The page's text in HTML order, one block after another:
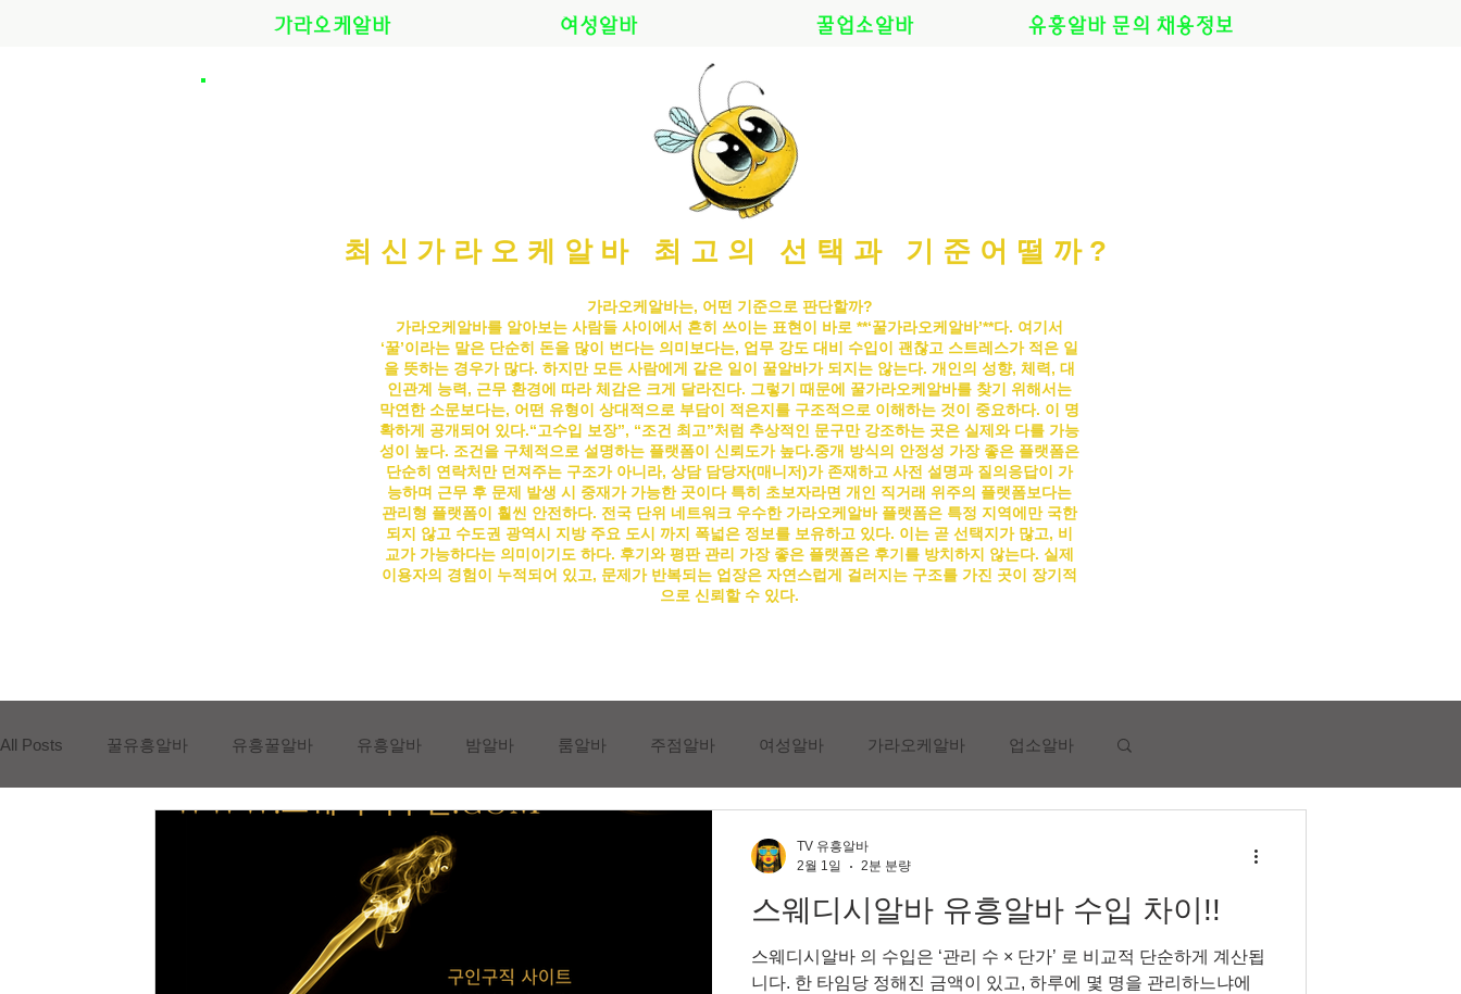
가라오케알바 여성알바 꿀업소알바 유흥알바 문의 채용정보
최신가라오케알바 최고의 선택과 기준어떨까?
가라오케알바는, 어떤 기준으로 판단할까?
가라오케알바를 알아보는 사람들 사이에서 흔히 쓰이는 표현이 바로 **‘꿀가라오케알바’**다. 여기서
‘꿀’이라는 말은 단순히 돈을 많이 번다는 의미보다는, 업무 강도 대비 수입이 괜찮고 스트레스가 적은 일
을 뜻하는 경우가 많다. 하지만 모든 사람에게 같은 일이 꿀알바가 되지는 않는다. 개인의 성향, 체력, 대
인관계 능력, 근무 환경에 따라 체감은 크게 달라진다. 그렇기 때문에 꿀가라오케알바를 찾기 위해서는
막연한 소문보다는, 어떤 유형이 상대적으로 부담이 적은지를 구조적으로 이해하는 것이 중요하다. 이 명
확하게 공개되어 있다.“고수입 보장”, “조건 최고”처럼 추상적인 문구만 강조하는 곳은 실제와 다를 가능
성이 높다. 조건을 구체적으로 설명하는 플랫폼이 신뢰도가 높다.중개 방식의 안정성 가장 좋은 플랫폼은
단순히 연락처만 던져주는 구조가 아니라, 상담 담당자(매니저)가 존재하고 사전 설명과 질의응답이 가
능하며 근무 후 문제 발생 시 중재가 가능한 곳이다 특히 초보자라면 개인 직거래 위주의 플랫폼보다는
관리형 플랫폼이 훨씬 안전하다. 전국 단위 네트워크 우수한 가라오케알바플랫폼은 특정 지역에만 국한
되지 않고 수도권 광역시 지방 주요 도시 까지 폭넓은 정보를 보유하고 있다. 이는 곧 선택지가 많고, 비
교가 가능하다는 의미이기도 하다. 후기와 평판 관리 가장 좋은 플랫폼은 후기를 방치하지 않는다. 실제
이용자의 경험이 누적되어 있고, 문제가 반복되는 업장은 자연스럽게 걸러지는 구조를 가진 곳이 장기적
으로 신뢰할 수 있다.
All Posts 꿀유흥알바 유흥꿀알바 유흥알바 밤알바 룸알바 주점알바 여성알바 가라오케알바 업소알바
유흥진상손님
상봉동유흥알바구인 마사지알바 스웨디시알바
스웨디시알바 유흥알바 수입 차이!!
스웨디시알바 의 수입은 ‘관리 수 × 단가’ 로 비교적 단순하게 계산됩
니다. 한 타임당 정해진 금액이 있고, 하루에 몇 명을 관리하느냐에
TV 유흥알바
2월 1일
2분 분량